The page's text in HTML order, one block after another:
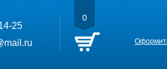
25
0